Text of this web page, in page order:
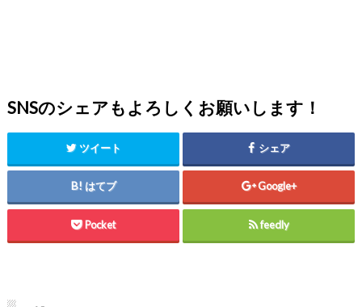
SNSのシェアもよろしくお願いします！
ツイート シェア
はてブ Google+
Pocket feedly